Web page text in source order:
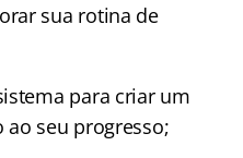
sua rotina de
para criar um
seu progresso;